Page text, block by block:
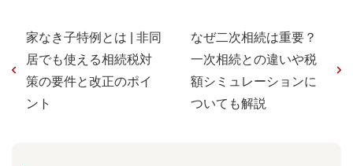
家なき子特例とは | 非同
居でも使える相続税対
策の要件と改正のポイ
ント
なぜ二次相続は重要？
一次相続との違いや税
額シミュレーションに
ついても解説